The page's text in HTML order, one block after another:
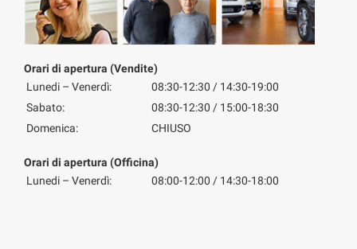
Orari di apertura (Vendite)
Lunedi – Venerdì:
08:30-12:30 / 14:30-19:00
Sabato:
08:30-12:30 / 15:00-18:30
Domenica:
CHIUSO
Orari di apertura (Officina)
Lunedi – Venerdì:
08:00-12:00 / 14:30-18:00